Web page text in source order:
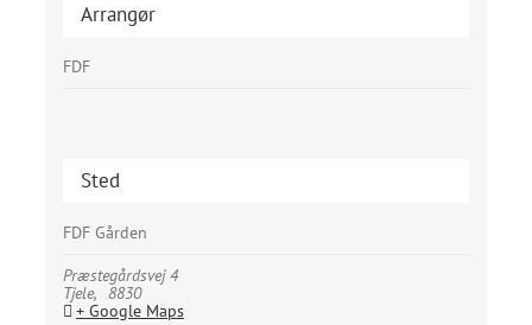
Arrangør
FDF
Sted
FDF Gården
Præstegårdsvej 4
Tjele,
8830
+ Google Maps